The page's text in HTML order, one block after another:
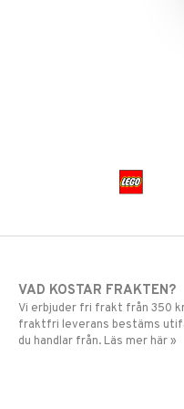
VAD KOSTAR FRAKTEN?
Vi erbjuder fri frakt från 350
fraktfri leverans bestäms
du handlar från. Läs mer här »